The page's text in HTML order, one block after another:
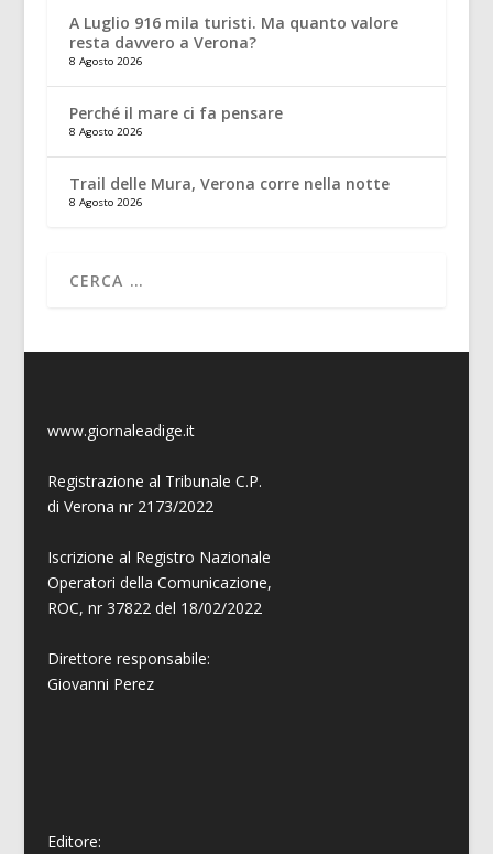
A Luglio 916 mila turisti. Ma quanto valore
resta davvero a Verona?
8 Agosto 2026
Perché il mare ci fa pensare
8 Agosto 2026
Trail delle Mura, Verona corre nella notte
8 Agosto 2026
www.giornaleadige.it
Registrazione al Tribunale C.P.
di Verona nr 2173/2022
Iscrizione al Registro Nazionale
Operatori della Comunicazione,
ROC, nr 37822 del 18/02/2022
Direttore responsabile:
Giovanni Perez
Editore: